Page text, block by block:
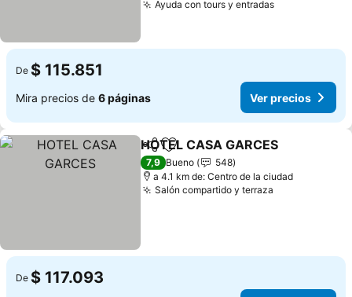
Ayuda con tours y entradasVer precios
De $ 115.851
Mira precios de 6 páginas Ver precios
CompartirAgregar a favoritos
HOTEL CASA GARCES
7,9 Bueno
548
a 4.1 km de: Centro de la ciudad
Salón compartido y terraza
De $ 117.093